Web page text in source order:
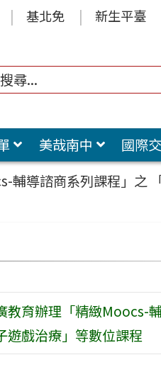
基北免 新生平臺
美哉南中 國際
輔導諮商系列課程」之
教育辦理「精緻Moocs-
遊戲治療」等數位課程